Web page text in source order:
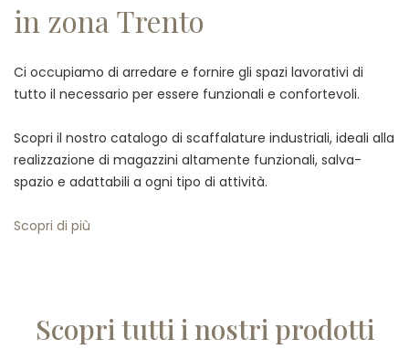
in zona Trento
Ci occupiamo di arredare e fornire gli spazi lavorativi di
tutto il necessario per essere funzionali e confortevoli.
Scopri il nostro catalogo di scaffalature industriali, ideali alla
realizzazione di magazzini altamente funzionali, salva-
spazio e adattabili a ogni tipo di attività.
Scopri di più
Scopri tutti i nostri prodotti